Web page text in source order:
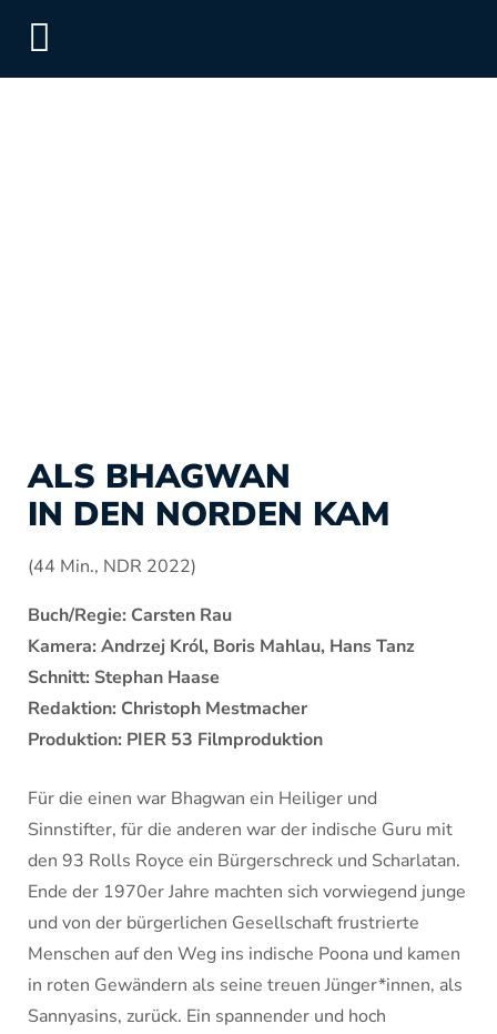
ALS BHAGWAN
IN DEN NORDEN KAM
(44 Min., NDR 2022)
Für die einen war Bhagwan ein Heiliger und
Sinnstifter, für die anderen war der indische Guru mit
den 93 Rolls Royce ein Bürgerschreck und Scharlatan.
Ende der 1970er Jahre machten sich vorwiegend junge
und von der bürgerlichen Gesellschaft frustrierte
Menschen auf den Weg ins indische Poona und kamen
in roten Gewändern als seine treuen Jünger*innen, als
Sannyasins, zurück. Ein spannender und hoch
Buch/Regie: Carsten Rau
Kamera: Andrzej Król, Boris Mahlau, Hans Tanz
Schnitt: Stephan Haase
Redaktion: Christoph Mestmacher
Produktion: PIER 53 Filmproduktion